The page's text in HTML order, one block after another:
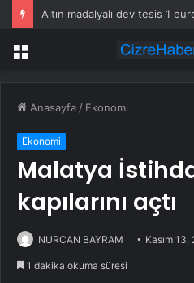
Menü
Anasayfa / Ekonomi
Ekonomi
Malatya
kapılarını açtı
NURCAN BAYRAM Kasım 13,
1 dakika okuma süresi